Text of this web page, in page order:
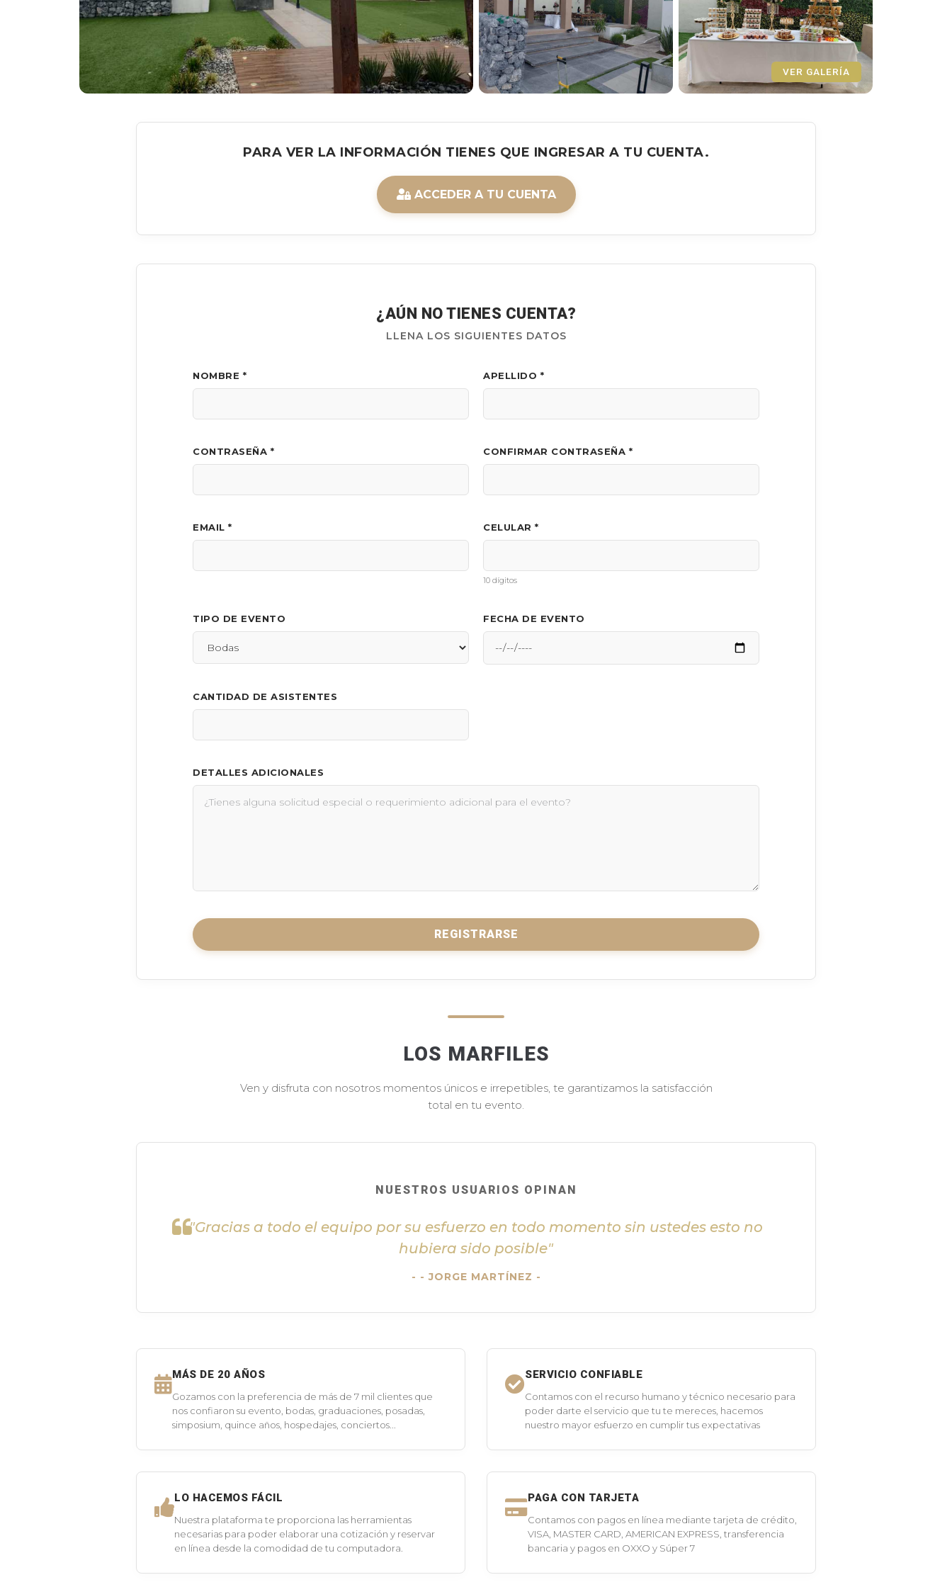
VER GALERÍA
PARA VER LA INFORMACIÓN TIENES QUE INGRESAR A TU CUENTA.
ACCEDER A TU CUENTA
¿AÚN NO TIENES CUENTA?
LLENA LOS SIGUIENTES DATOS
NOMBRE * APELLIDO *
CONTRASEÑA * CONFIRMAR CONTRASEÑA *
EMAIL * CELULAR *
10 dígitos
TIPO DE EVENTO FECHA DE EVENTO
CANTIDAD DE ASISTENTES
DETALLES ADICIONALES
REGISTRARSE
LOS MARFILES
Ven y disfruta con nosotros momentos únicos e irrepetibles, te garantizamos la satisfacción
total en tu evento.
NUESTROS USUARIOS OPINAN
"Gracias a todo el equipo por su esfuerzo en todo momento sin ustedes esto no
hubiera sido posible"
- JORGE MARTÍNEZ -
MÁS DE 20 AÑOS
Gozamos con la preferencia de más de 7 mil clientes que
nos confiaron su evento, bodas, graduaciones, posadas,
simposium, quince años, hospedajes, conciertos...
SERVICIO CONFIABLE
Contamos con el recurso humano y técnico necesario para
poder darte el servicio que tu te mereces, hacemos
nuestro mayor esfuerzo en cumplir tus expectativas
LO HACEMOS FÁCIL
Nuestra plataforma te proporciona las herramientas
necesarias para poder elaborar una cotización y reservar
en línea desde la comodidad de tu computadora.
PAGA CON TARJETA
Contamos con pagos en línea mediante tarjeta de crédito,
VISA, MASTER CARD, AMERICAN EXPRESS, transferencia
bancaria y pagos en OXXO y Súper 7